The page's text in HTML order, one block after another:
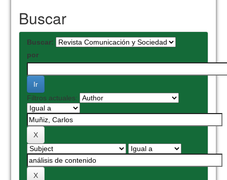
Buscar
Buscar:
por
Filtros actuales: